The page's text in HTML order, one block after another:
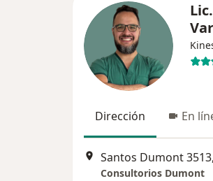
Dirección En
Santos Dumont
Consultorios Dumont